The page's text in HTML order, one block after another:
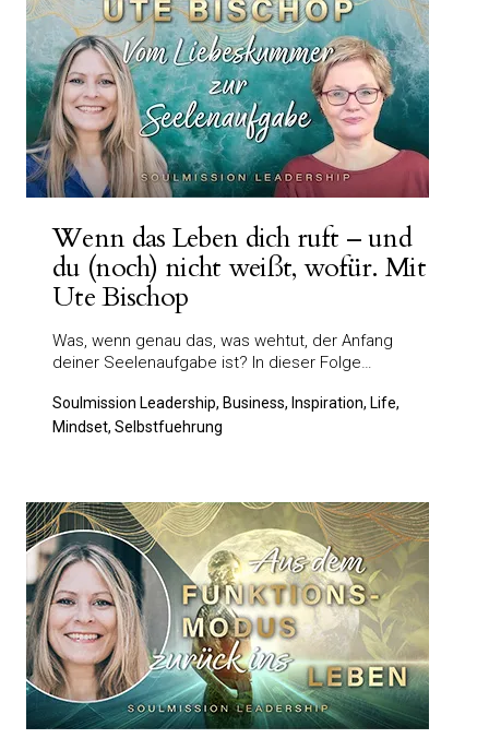
Wenn das Leben dich ruft – und
du (noch) nicht weißt, wofür. Mit
Ute Bischop
Was, wenn genau das, was wehtut, der Anfang
deiner Seelenaufgabe ist? In dieser Folge…
Soulmission Leadership, Business, Inspiration, Life,
Mindset, Selbstfuehrung